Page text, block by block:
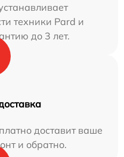
техники Pard и
до 3 лет.
доставит ваше
и обратно.